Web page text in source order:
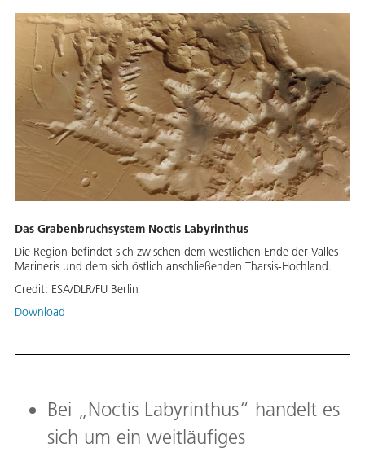
Das Grabenbruchsystem Noctis Labyrinthus
Die Region befindet sich zwischen dem westlichen Ende der Valles
Marineris und dem sich östlich anschließenden Tharsis-Hochland.
Credit: ESA/DLR/FU Berlin
Download
Bei „Noctis Labyrinthus“ handelt es
sich um ein weitläufiges